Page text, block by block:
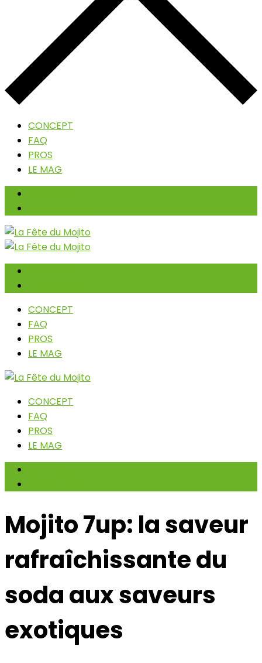
CONCEPT
FAQ
PROS
LE MAG
CONCEPT
FAQ
PROS
LE MAG
CONCEPT
FAQ
PROS
LE MAG
Mojito 7up: la saveur
rafraîchissante du
soda aux saveurs
exotiques